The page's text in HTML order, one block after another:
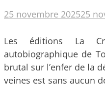
25 novembre 202525
Les éditions La
autobiographique de
brutal sur l’enfer de la
veines est sans aucun